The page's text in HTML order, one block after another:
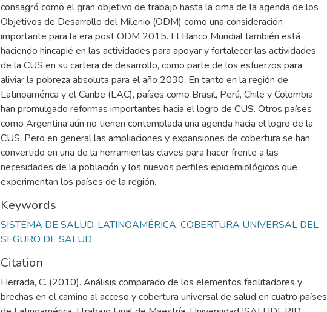
consagró como el gran objetivo de trabajo hasta la cima de la agenda de los
Objetivos de Desarrollo del Milenio (ODM) como una consideración
importante para la era post ODM 2015. El Banco Mundial también está
haciendo hincapié en las actividades para apoyar y fortalecer las actividades
de la CUS en su cartera de desarrollo, como parte de los esfuerzos para
aliviar la pobreza absoluta para el año 2030. En tanto en la región de
Latinoamérica y el Caribe (LAC), países como Brasil, Perú, Chile y Colombia
han promulgado reformas importantes hacia el logro de CUS. Otros países
como Argentina aún no tienen contemplada una agenda hacia el logro de la
CUS. Pero en general las ampliaciones y expansiones de cobertura se han
convertido en una de la herramientas claves para hacer frente a las
necesidades de la población y los nuevos perfiles epidemiológicos que
experimentan los países de la región.
Keywords
SISTEMA DE SALUD, LATINOAMÉRICA, COBERTURA UNIVERSAL DEL
SEGURO DE SALUD
Citation
Herrada, C. (2010). Análisis comparado de los elementos facilitadores y
brechas en el camino al acceso y cobertura universal de salud en cuatro países